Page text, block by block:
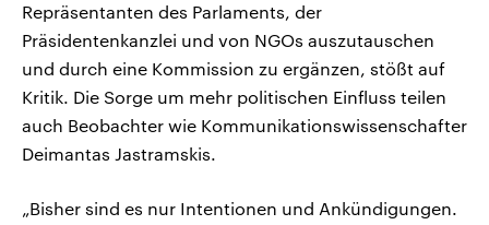
Repräsentanten des Parlaments, der
Präsidentenkanzlei und von NGOs auszutauschen
und durch eine Kommission zu ergänzen, stößt auf
Kritik. Die Sorge um mehr politischen Einfluss teilen
auch Beobachter wie Kommunikationswissenschafter
Deimantas Jastramskis.
„Bisher sind es nur Intentionen und Ankündigungen.